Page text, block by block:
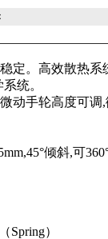
定。高效散热系
统。
动手轮高度可调,
,45°倾斜,可360
Spring）